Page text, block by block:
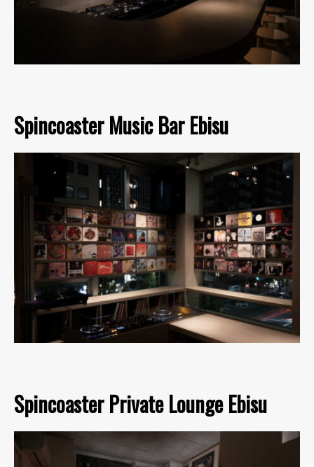
Spincoaster Music Bar Ebisu
Spincoaster Private Lounge Ebisu